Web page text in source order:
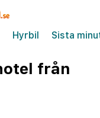
Hyrbil Sista
från